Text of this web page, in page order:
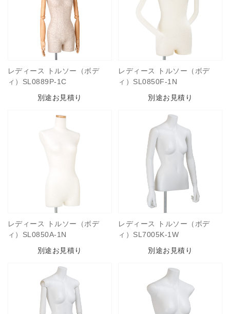
レディース トルソー（ボデ
ィ）SL0889P-1C
別途お見積り
レディース トルソー（ボデ
ィ）SL0850F-1N
別途お見積り
レディース トルソー（ボデ
ィ）SL0850A-1N
別途お見積り
レディース トルソー（ボデ
ィ）SL7005K-1W
別途お見積り